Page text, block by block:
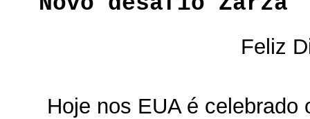
Feliz
Hoje nos EUA é